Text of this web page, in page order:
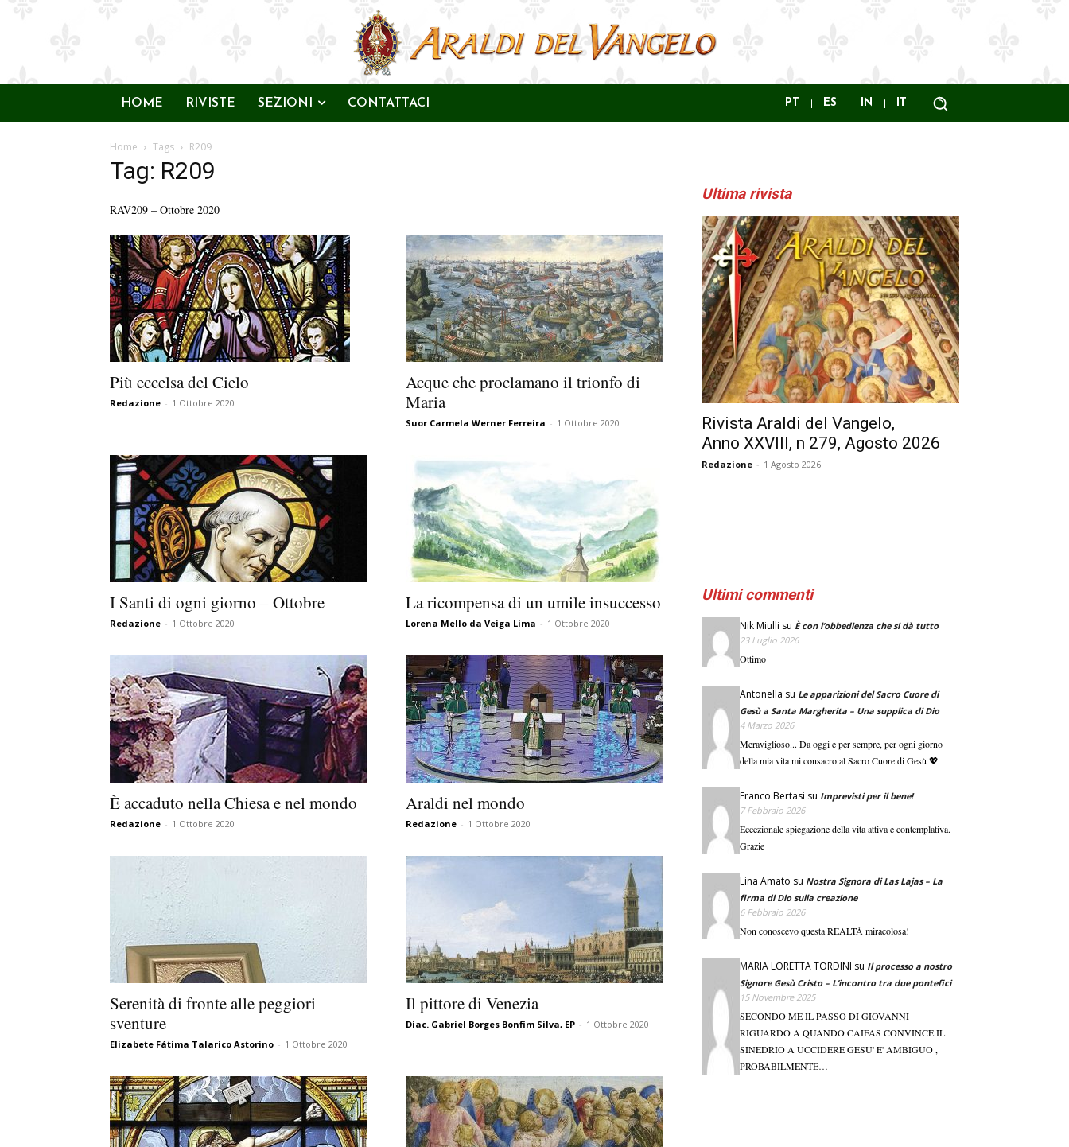
HOME RIVISTE SEZIONI CONTATTACI PT ES IN IT
Home Tags R209
Tag: R209
RAV209 – Ottobre 2020
Più eccelsa del Cielo
Redazione - 1 Ottobre 2020
Acque che proclamano il trionfo di
Maria
Suor Carmela Werner Ferreira - 1 Ottobre 2020
I Santi di ogni giorno – Ottobre
Redazione - 1 Ottobre 2020
La ricompensa di un umile insuccesso
Lorena Mello da Veiga Lima - 1 Ottobre 2020
È accaduto nella Chiesa e nel mondo
Redazione - 1 Ottobre 2020
Araldi nel mondo
Redazione - 1 Ottobre 2020
Serenità di fronte alle peggiori
sventure
Elizabete Fátima Talarico Astorino - 1 Ottobre 2020
Il pittore di Venezia
Diac. Gabriel Borges Bonfim Silva, EP - 1 Ottobre 2020
Ultima rivista
Rivista Araldi del Vangelo,
Anno XXVIII, n 279, Agosto 2026
Redazione - 1 Agosto 2026
Ultimi commenti
Nik Miulli su È con l’obbedienza che si dà tutto
23 Luglio 2026
Ottimo
Antonella su Le apparizioni del Sacro Cuore di
Gesù a Santa Margherita – Una supplica di Dio
4 Marzo 2026
Meraviglioso... Da oggi e per sempre, per ogni giorno
della mia vita mi consacro al Sacro Cuore di Gesù 💖
Franco Bertasi su Imprevisti per il bene!
7 Febbraio 2026
Eccezionale spiegazione della vita attiva e contemplativa.
Grazie
Lina Amato su Nostra Signora di Las Lajas – La
firma di Dio sulla creazione
6 Febbraio 2026
Non conoscevo questa REALTÀ miracolosa!
MARIA LORETTA TORDINI su Il processo a nostro
Signore Gesù Cristo – L’incontro tra due pontefici
15 Novembre 2025
SECONDO ME IL PASSO DI GIOVANNI
RIGUARDO A QUANDO CAIFAS CONVINCE IL
SINEDRIO A UCCIDERE GESU' E' AMBIGUO ,
PROBABILMENTE…